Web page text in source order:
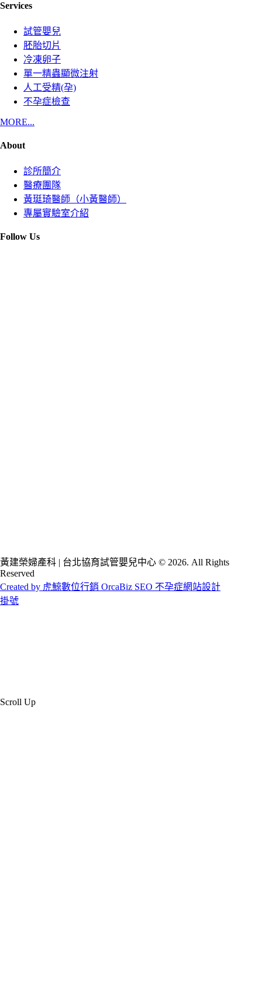
Services
試管嬰兒
胚胎切片
冷凍卵子
單一精蟲顯微注射
人工受精(孕)
不孕症檢查
MORE...
About
診所簡介
醫療團隊
黃珽琦醫師（小黃醫師）
專屬實驗室介紹
Follow Us
黃建榮婦產科 | 台北協育試管嬰兒中心 © 2026. All Rights
Reserved
Created by 虎鯨數位行銷 OrcaBiz SEO 不孕症網站設計
掛號
Scroll Up